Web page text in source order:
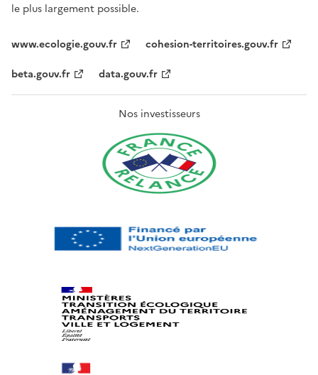
le plus largement possible.
www.ecologie.gouv.fr
cohesion-territoires.gouv.fr
beta.gouv.fr
data.gouv.fr
Nos investisseurs